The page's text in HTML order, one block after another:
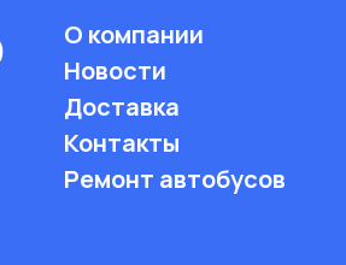
О компании
Новости
Доставка
Контакты
Ремонт автобусов